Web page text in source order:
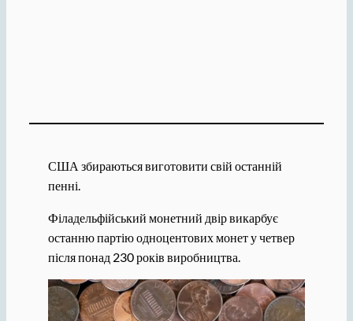
США збираються виготовити свій останній
пенні.
Філадельфійський монетний двір викарбує
останню партію одноцентових монет у четвер
після понад 230 років виробництва.